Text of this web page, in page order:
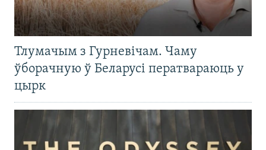
Тлумачым з Гурневічам. Чаму
ўборачную ў Беларусі ператвараюць у
цырк